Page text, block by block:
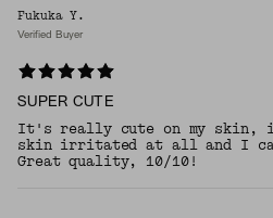
Fukuka Y.
Verified Buyer
SUPER CUTE
It's really cute on my skin, it
skin irritated at all and I
Great quality, 10/10!